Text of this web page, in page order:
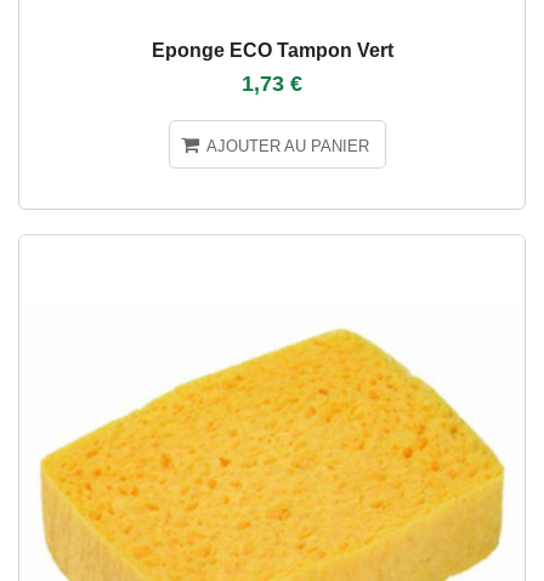
Eponge ECO Tampon Vert
1,73 €
AJOUTER AU PANIER